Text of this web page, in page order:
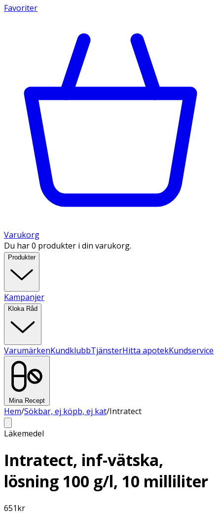
Favoriter
Varukorg
Du har 0 produkter i din varukorg.
Produkter
Kampanjer
Kloka Råd
VarumärkenKundklubbTjänsterHitta apotekKundservice
Mina Recept
Hem/Sökbar, ej köpb, ej kat/Intratect
Läkemedel
Intratect, inf-vätska,
lösning 100 g/l, 10 milliliter
651kr